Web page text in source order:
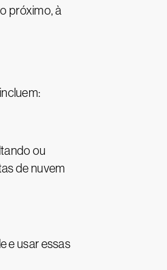
próximo, à
ou
de nuvem
e usar essas